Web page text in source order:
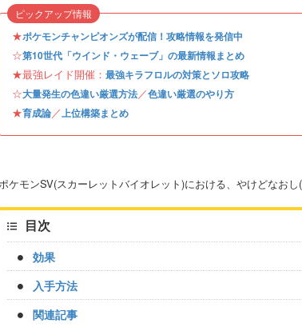
★ポケモンチャンピオンズが配信！攻略情報を発信中
☆第10世代「ウインド・ウェーブ」の最新情報まとめ
★最強レイド開催： 最強キラフロルの対策とソロ攻略
☆大量発生の色違い厳選方法／色違い厳選のやり方
★育成論／上位構築まとめ
ピックアップ情報
ケモンSV(スカーレットバイオレット)における、やけどなお
目次
効果
入手方法
関連記事